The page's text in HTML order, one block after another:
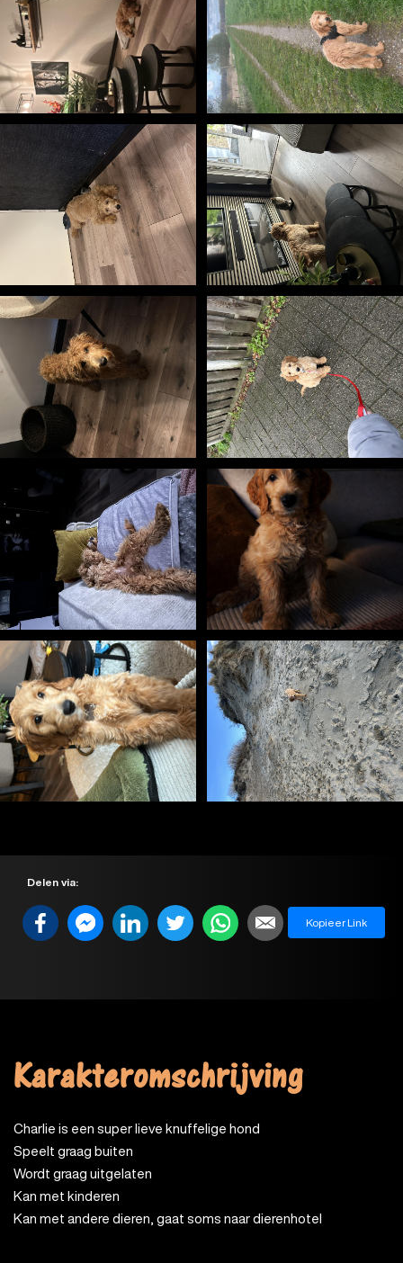
Delen via:
Kopieer Link
Karakteromschrijving
Charlie is een super lieve knuffelige hond
Speelt graag buiten
Wordt graag uitgelaten
Kan met kinderen
Kan met andere dieren, gaat soms naar dierenhotel